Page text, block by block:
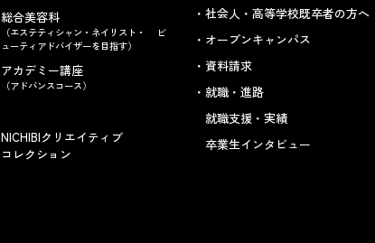
総合美容科
（エステティシャン・ネイリスト・ ビ
ューティアドバイザーを目指す）
アカデミー講座
（アドバンスコース）
NICHIBIクリエイティブ
コレクション
社会人・高等学校既卒者の方へ
オープンキャンパス
資料請求
就職・進路
就職支援・実績
卒業生インタビュー